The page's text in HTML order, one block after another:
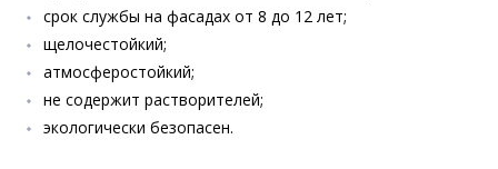
срок службы на фасадах от 8 до 12 лет;
щелочестойкий;
атмосферостойкий;
не содержит растворителей;
экологически безопасен.